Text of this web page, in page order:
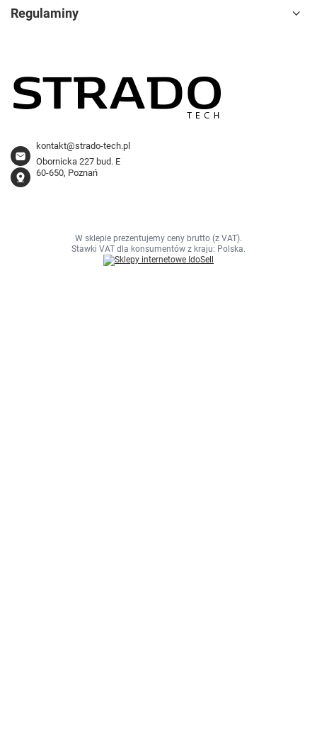
Regulaminy
kontakt@strado-tech.pl
Obornicka 227 bud. E
60-650, Poznań
W sklepie prezentujemy ceny brutto (z VAT).
Stawki VAT dla konsumentów z kraju: Polska.